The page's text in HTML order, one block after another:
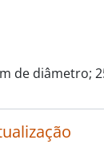
de diâmetro;